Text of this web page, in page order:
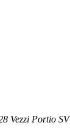
Vezzi Portio SV